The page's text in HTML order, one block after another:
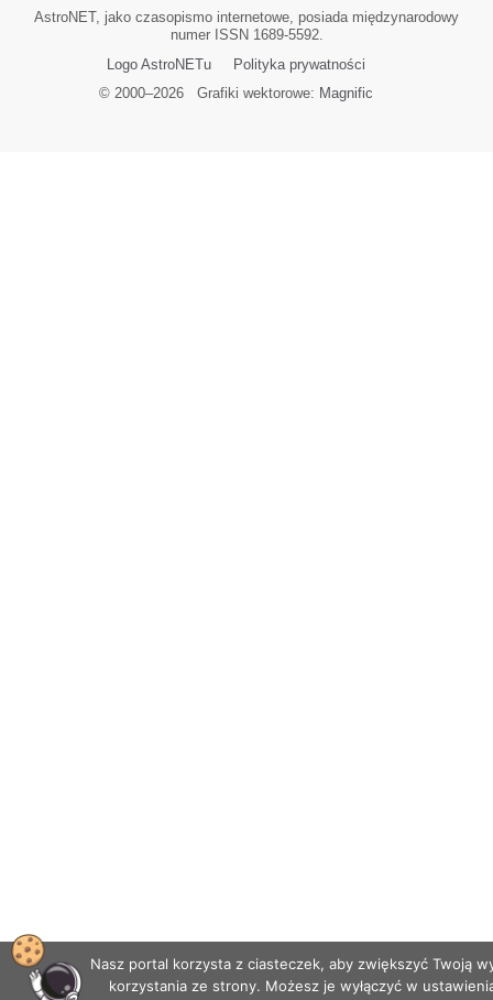
AstroNET, jako czasopismo internetowe, posiada międzynarodowy
numer ISSN 1689-5592.
Logo AstroNETu
Polityka prywatności
© 2000–2026Grafiki wektorowe: Magnific
Nasz portal korzysta z ciasteczek, aby zwiększyć Twoją
korzystania ze strony. Możesz je wyłączyć w